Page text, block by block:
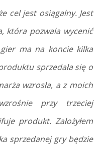
cel jest osiągalny. Jest
która pozwala wycenić
ma na koncie kilka
sprzedała się o
wzrosła, a z moich
przy trzeciej
produkt. Założyłem
sprzedanej gry będzie